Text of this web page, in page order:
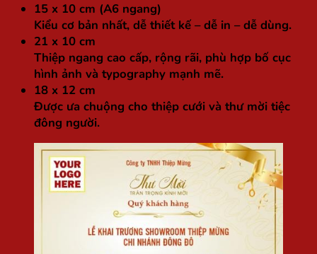
15 x 10 cm (A6 ngang)
Kiểu cơ bản nhất, dễ thiết kế – dễ in – dễ dùng.
21 x 10 cm
Thiệp ngang cao cấp, rộng rãi, phù hợp bố cục
hình ảnh và typography mạnh mẽ.
18 x 12 cm
Được ưa chuộng cho thiệp cưới và thư mời tiệc
đông người.